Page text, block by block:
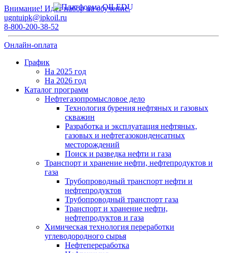
Внимание! Идет набор на обучение.
ugntuipk@ipkoil.ru
8-800-200-38-52
Онлайн-оплата
График
На 2025 год
На 2026 год
Каталог программ
Нефтегазопромысловое дело
Технология бурения нефтяных и газовых
скважин
Разработка и эксплуатация нефтяных,
газовых и нефтегазоконденсатных
месторождений
Поиск и разведка нефти и газа
Транспорт и хранение нефти, нефтепродуктов и
газа
Трубопроводный транспорт нефти и
нефтепродуктов
Трубопроводный транспорт газа
Транспорт и хранение нефти,
нефтепродуктов и газа
Химическая технология переработки
углеводородного сырья
Нефтепереработка